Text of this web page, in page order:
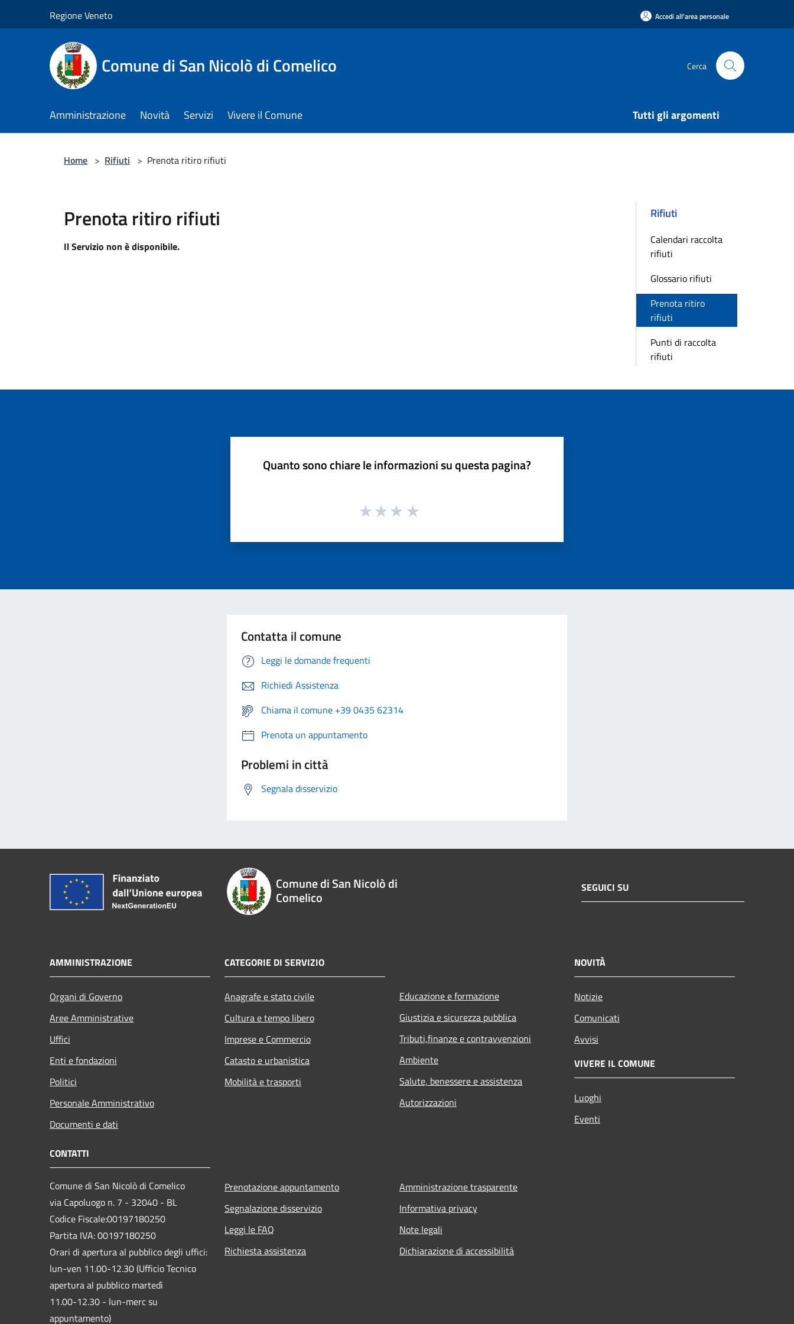
Regione Veneto Accedi all'area personale
Comune di San Nicolò di Comelico Cerca
Amministrazione Novità Servizi Vivere il Comune Tutti gli argomenti
Home > Rifiuti > Prenota ritiro rifiuti
Prenota ritiro rifiuti
Il Servizio non è disponibile.
Rifiuti
Calendari raccolta
rifiuti
Glossario rifiuti
Prenota ritiro
rifiuti
Punti di raccolta
rifiuti
Quanto sono chiare le informazioni su questa pagina?
Contatta il comune
Leggi le domande frequenti
Richiedi Assistenza
Chiama il comune +39 0435 62314
Prenota un appuntamento
Problemi in città
Segnala disservizio
Comune di San Nicolò di
Comelico
SEGUICI SU
AMMINISTRAZIONE
Organi di Governo
Aree Amministrative
Uffici
Enti e fondazioni
Politici
Personale Amministrativo
Documenti e dati
CATEGORIE DI SERVIZIO
Anagrafe e stato civile
Cultura e tempo libero
Imprese e Commercio
Catasto e urbanistica
Mobilità e trasporti
Educazione e formazione
Giustizia e sicurezza pubblica
Tributi,finanze e contravvenzioni
Ambiente
Salute, benessere e assistenza
Autorizzazioni
NOVITÀ
Notizie
Comunicati
Avvisi
VIVERE IL COMUNE
Luoghi
Eventi
CONTATTI
Comune di San Nicolò di Comelico
via Capoluogo n. 7 - 32040 - BL
Codice Fiscale:00197180250
Partita IVA: 00197180250
Orari di apertura al pubblico degli uffici:
lun-ven 11.00-12.30 (Ufficio Tecnico
apertura al pubblico martedì
11.00-12.30 - lun-merc su
appuntamento)
Prenotazione appuntamento
Segnalazione disservizio
Leggi le FAQ
Richiesta assistenza
Amministrazione trasparente
Informativa privacy
Note legali
Dichiarazione di accessibilità